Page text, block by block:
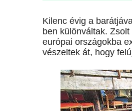
Kilenc évig a
ben különváltak.
európai országokba
vészeltek át, hogy